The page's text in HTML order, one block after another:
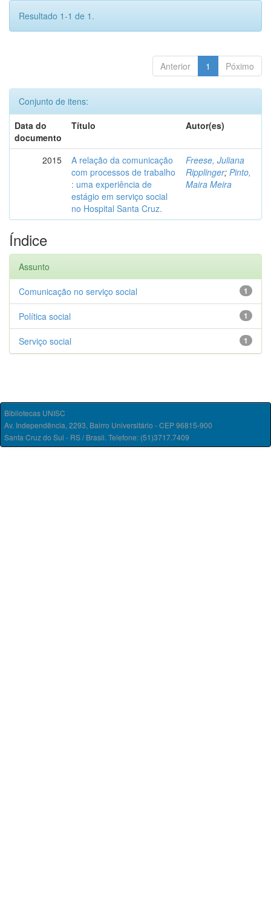
Resultado 1-1 de 1.
Anterior 1 Póximo
Conjunto de itens:
Data do
documento
Título Autor(es)
2015
A relação da comunicação
com processos de trabalho
: uma experiência de
estágio em serviço social
no Hospital Santa Cruz.
Freese, Juliana
Ripplinger; Pinto,
Maira Meira
Índice
Assunto
1
Comunicação no serviço social
1
Política social
1
Serviço social
Bibliotecas UNISC
Av. Independência, 2293, Bairro Universitário - CEP 96815-900
Santa Cruz do Sul - RS / Brasil. Telefone: (51)3717.7409